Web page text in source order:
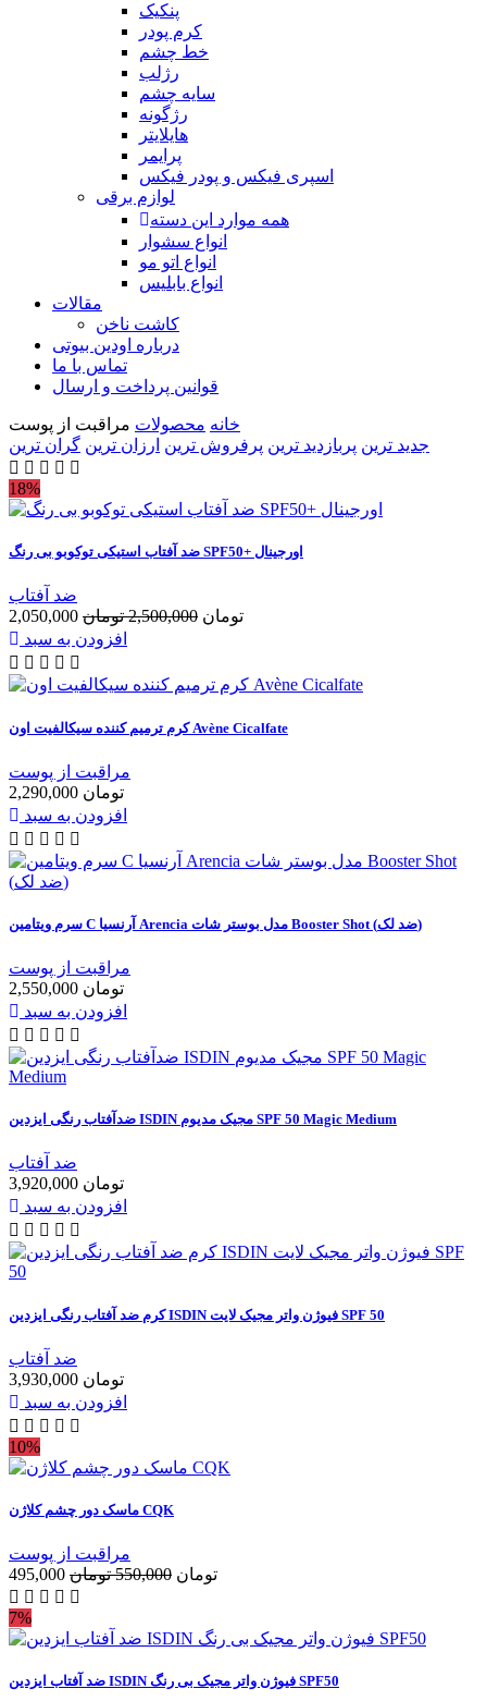
پنکیک
کرم پودر
خط چشم
رژلب
سایه چشم
رژگونه
هایلایتر
پرایمر
اسپری فیکس و پودر فیکس
لوازم برقی
همه موارد این دسته
انواع سشوار
انواع اتو مو
انواع بابلیس
مقالات
کاشت ناخن
درباره اودین بیوتی
تماس با ما
قوانین پرداخت و ارسال
خانه محصولات مراقبت از پوست
جدید ترین پربازدید ترین پرفروش ترین ارزان ترین گران ترین
18%
ضد آفتاب استیکی توکوبو بی رنگ SPF50+ اورجینال
ضد آفتاب
2,050,000 تومان 2,500,000 تومان
افزودن به سبد
کرم ترمیم‌ کننده سیکالفیت اون Avène Cicalfate
مراقبت از پوست
2,290,000 تومان
افزودن به سبد
سرم ویتامین C آرنسیا Arencia مدل بوستر شات Booster Shot (ضد لک)
مراقبت از پوست
2,550,000 تومان
افزودن به سبد
ضدآفتاب رنگی ایزدین ISDIN مجیک مدیوم SPF 50 Magic Medium
ضد آفتاب
3,920,000 تومان
افزودن به سبد
کرم ضد آفتاب رنگی ایزدین ISDIN فیوژن واتر مجیک لایت SPF 50
ضد آفتاب
3,930,000 تومان
افزودن به سبد
10%
ماسک دور چشم کلاژن CQK
مراقبت از پوست
495,000 تومان 550,000 تومان
7%
ضد آفتاب ایزدین ISDIN فیوژن واتر مجیک بی رنگ SPF50